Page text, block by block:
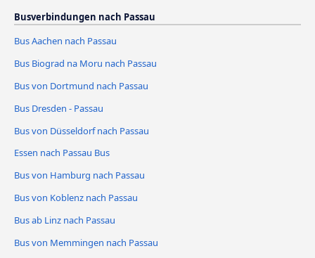
Busverbindungen nach Passau
Bus Aachen nach Passau
Bus Biograd na Moru nach Passau
Bus von Dortmund nach Passau
Bus Dresden - Passau
Bus von Düsseldorf nach Passau
Essen nach Passau Bus
Bus von Hamburg nach Passau
Bus von Koblenz nach Passau
Bus ab Linz nach Passau
Bus von Memmingen nach Passau